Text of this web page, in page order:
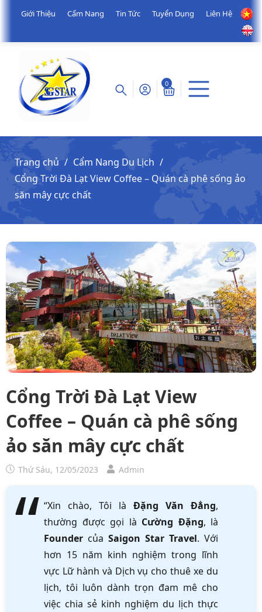
Giới Thiệu Cẩm Nang Tin Tức Tuyển Dụng Liên Hệ
0
Trang chủ
Cẩm Nang Du Lịch
Cổng Trời Đà Lạt View Coffee – Quán cà phê sống ảo
săn mây cực chất
Cổng Trời Đà Lạt View
Coffee – Quán cà phê sống
ảo săn mây cực chất
Thứ Sáu, 12/05/2023 Admin
“Xin chào, Tôi là Đặng Văn Đẳng,
thường được gọi là Cường Đặng, là
Founder của Saigon Star Travel. Với
hơn 15 năm kinh nghiệm trong lĩnh
vực Lữ hành và Dịch vụ cho thuê xe du
lịch, tôi luôn dành trọn đam mê cho
việc chia sẻ kinh nghiệm du lịch thực